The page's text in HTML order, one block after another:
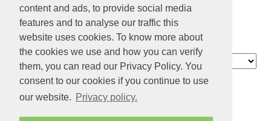
content and ads, to provide social media
features and to analyse our traffic this
website uses cookies. To know more about
the cookies we use and how you can verify
them, you can read our Privacy Policy. You
consent to our cookies if you continue to use
our website. Privacy policy.
4
...
10
À propos de
Confidentialité